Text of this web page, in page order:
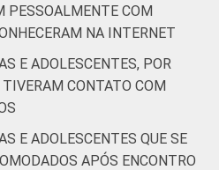
(Cetic.br),
Uso da Internet por
no Brasil – TIC Kids
¹Dados coletados por
de
PESSOALMENTE COM
NA INTERNET
E ADOLESCENTES, POR
CONTATO COM
E ADOLESCENTES QUE SE
APÓS ENCONTRO